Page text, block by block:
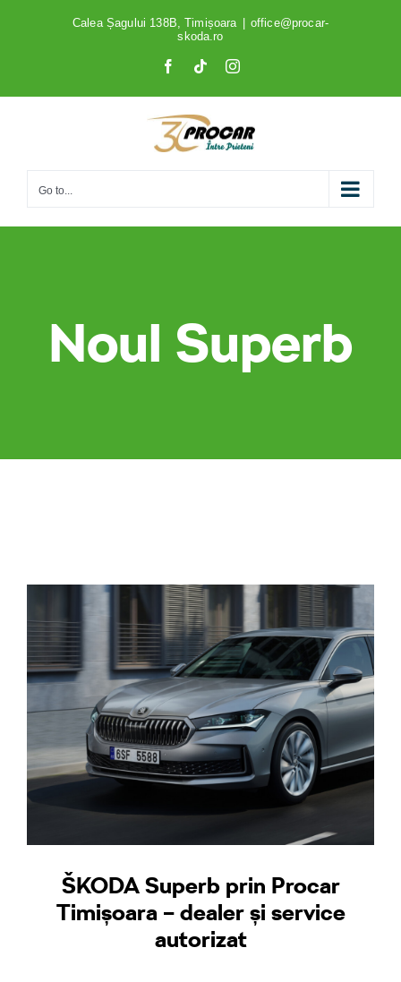
Calea Șagului 138B, Timișoara
office@procar-
skoda.ro
Facebook
TiktokInstagram
Go to...
Noul Superb
ŠKODA Superb prin Procar
Timișoara – dealer și service
autorizat